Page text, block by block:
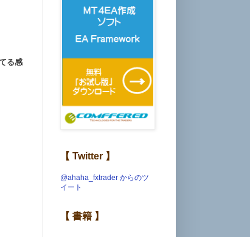
る感
【 Twitter 】
@ahaha_fxtrader からのツ
イート
【 書籍 】